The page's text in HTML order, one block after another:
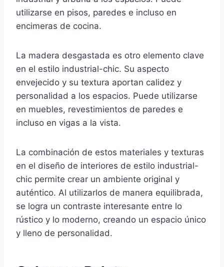
utilizarse en pisos, paredes e incluso en
encimeras de cocina.
La madera desgastada es otro elemento clave
en el estilo industrial-chic. Su aspecto
envejecido y su textura aportan calidez y
personalidad a los espacios. Puede utilizarse
en muebles, revestimientos de paredes e
incluso en vigas a la vista.
La combinación de estos materiales y texturas
en el diseño de interiores de estilo industrial-
chic permite crear un ambiente original y
auténtico. Al utilizarlos de manera equilibrada,
se logra un contraste interesante entre lo
rústico y lo moderno, creando un espacio único
y lleno de personalidad.